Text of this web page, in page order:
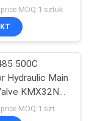
MOQ:1 sztuk
500C
Hydraulic Main
KMX32NA
MOQ:1 szt